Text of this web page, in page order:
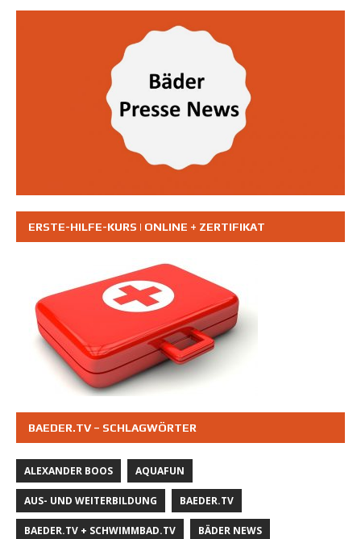
ERSTE-HILFE-KURS | ONLINE + ZERTIFIKAT
BAEDER.TV – SCHLAGWÖRTER
ALEXANDER BOOS AQUAFUN
AUS- UND WEITERBILDUNG BAEDER.TV
BAEDER.TV + SCHWIMMBAD.TV BÄDER NEWS